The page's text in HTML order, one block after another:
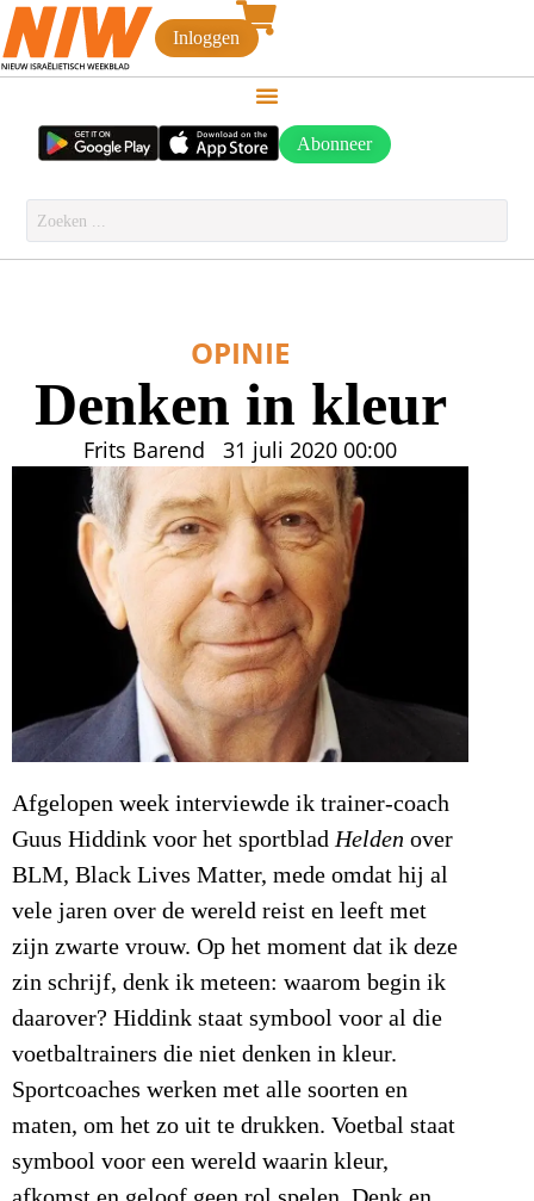
Inloggen
Abonneer
OPINIE
Denken in kleur
Frits Barend 31 juli 2020 00:00
Afgelopen week interviewde ik trainer-coach
Guus Hiddink voor het sportbladHelden over
BLM, Black Lives Matter, mede omdat hij al
vele jaren over de wereld reist en leeft met
zijn zwarte vrouw. Op het moment dat ik deze
zin schrijf, denk ik meteen: waarom begin ik
daarover? Hiddink staat symbool voor al die
voetbaltrainers die niet denken in kleur.
Sportcoaches werken met alle soorten en
maten, om het zo uit te drukken. Voetbal staat
symbool voor een wereld waarin kleur,